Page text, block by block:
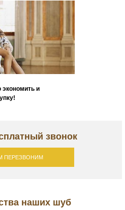
и
звонок
ПЕРЕЗВОНИМ
наших шуб